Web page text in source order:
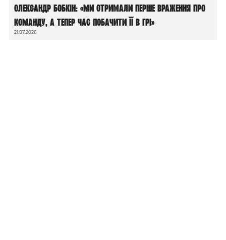
Олександр Бобкін: «Ми отримали перше враження про
команду, а тепер час побачити її в грі»
21.07.2026